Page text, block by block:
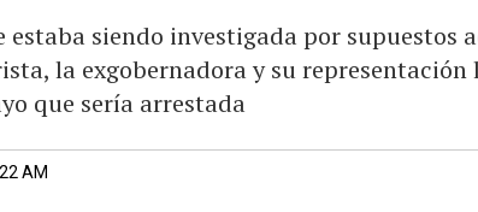
estaba siendo investigada por supuestos
la exgobernadora y su
que sería arrestada
AM